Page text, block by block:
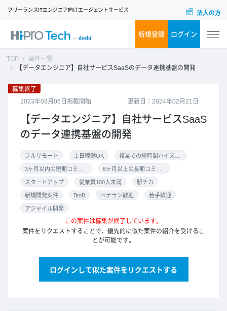
フリーランスITエンジニア向けエージェントサービス 法人の方
新規登録 ログイン
TOP
案件一覧
【データエンジニア】自社サービスSaaSのデータ連携基盤の開発
更新日：2024年02月21日
募集終了
2023年03月06日掲載開始
【データエンジニア】自社サービスSaaS
のデータ連携基盤の開発
フルリモート 土日稼働OK
スタートアップ 従業員100人未満 駅チカ
新規開発案件 BtoB ベテラン歓迎 若手歓迎
アジャイル開発
この案件は募集が終了しています。
案件をリクエストすることで、優先的に似た案件の紹介を受けるこ
とが可能です。
ログインして似た案件をリクエストする